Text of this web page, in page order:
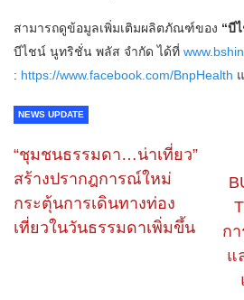
สามารถดูข้อมูลเพิ่มเติมผลิตภัณฑ์ของ “บี
บีไชน์ นูทริชั่น พลัส จำกัด ได้ที่
: https://www.facebook.com/BnpHealth
NEWS UPDATE
“ชุมชนธรรมดา…น่าเที่ยว”
สร้างปรากฎการณ์ใหม่
กระตุ้นการเดินทางท่อง
เที่ยวในวันธรรมดาเพิ่มขึ้น
ก
แ